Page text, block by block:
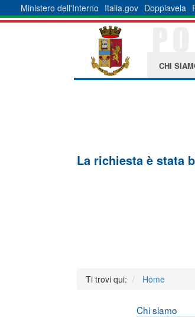
Ministero dell'Interno Italia.gov Doppiavela
CHI
La richiesta è stata
Ti trovi qui: Home
Chi siamo